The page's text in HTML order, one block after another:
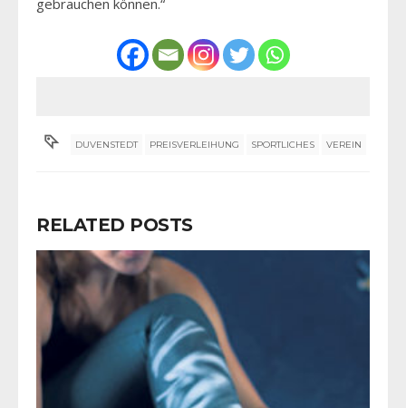
DUVENSTEDT PREISVERLEIHUNG SPORTLICHES VEREIN
RELATED POSTS